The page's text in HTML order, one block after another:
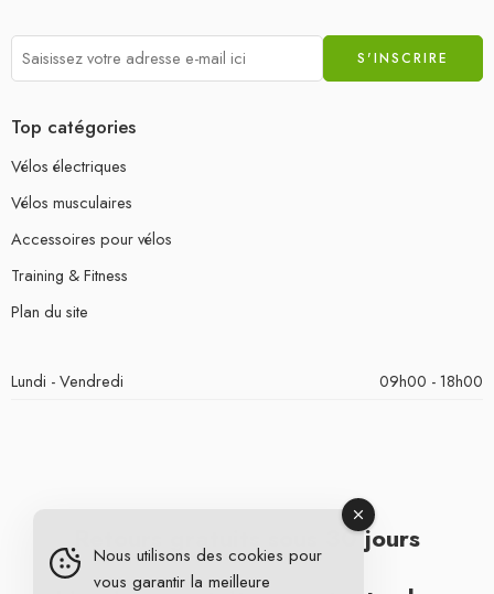
Top catégories
Vélos électriques
Vélos musculaires
Accessoires pour vélos
Training & Fitness
Plan du site
Lundi - Vendredi 09h00 - 18h00
Retours gratuits sous 30 jours
Nous utilisons des cookies pour
vous garantir la meilleure